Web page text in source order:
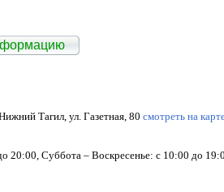
Тагил, ул. Газетная, 80 смотреть на
20:00, Суббота – Воскресенье: с 10:00 до